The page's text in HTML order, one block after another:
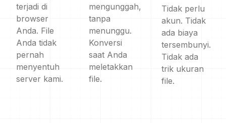
terjadi di
browser
Anda. File
Anda tidak
pernah
menyentuh
server kami.
mengunggah,
tanpa
menunggu.
Konversi
saat Anda
meletakkan
file.
Tidak perlu
akun. Tidak
ada biaya
tersembunyi.
Tidak ada
trik ukuran
file.